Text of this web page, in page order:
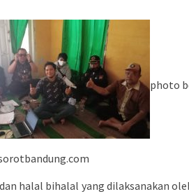
photo
halal bihalal yang dilaksanakan